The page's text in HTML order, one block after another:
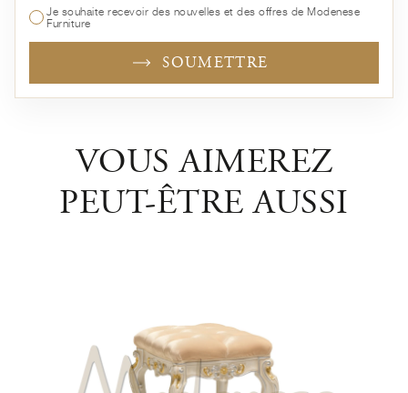
Je souhaite recevoir des nouvelles et des offres de Modenese
Furniture
SOUMETTRE
VOUS AIMEREZ
PEUT-ÊTRE AUSSI